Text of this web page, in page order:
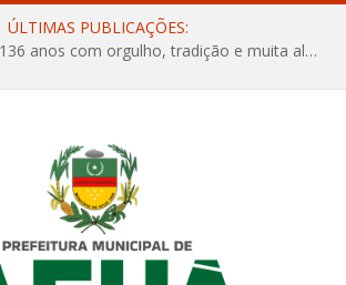
ÚLTIMAS PUBLICAÇÕES:
Afuá comemora 136 anos com orgulho, tradição e muita alegria na Quadra Dr. Nelson Salomão